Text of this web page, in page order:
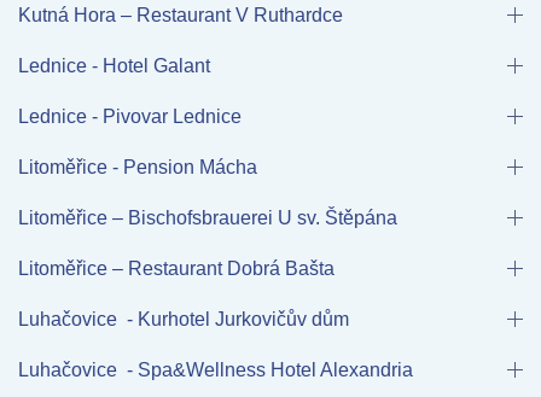
Kutná Hora – Restaurant V Ruthardce
Lednice - Hotel Galant
Lednice - Pivovar Lednice
Litoměřice - Pension Mácha
Litoměřice – Bischofsbrauerei U sv. Štěpána
Litoměřice – Restaurant Dobrá Bašta
Luhačovice - Kurhotel Jurkovičův dům
Luhačovice - Spa&Wellness Hotel Alexandria